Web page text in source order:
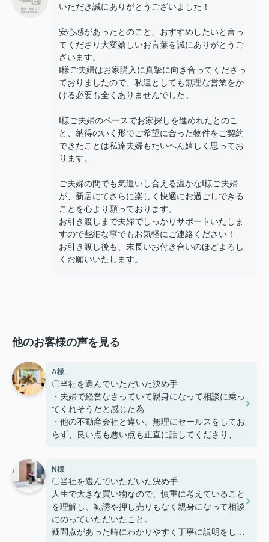
いただき誠にありがとうございました！
安心感があったとのこと、おすすめしたいと言っ
てくださり大変嬉しいお言葉を誠にありがとうご
ざいます。
I様ご夫婦はお家購入に真摯に向き合ってくださっ
ておりましたので、私達としても無理な営業をか
ける必要も全くありませんでした。
I様ご夫婦のペースでお家探しを進めれたとのこ
と、納得のいく形でご希望に合った物件をご契約
できたことは私達夫婦もたいへん嬉しく思ってお
ります。
ご夫婦の間でも気遣いし合える温かなI様ご夫婦
が、新居にてさらに楽しく快適にお過ごしできる
ことを心より願っております。
お引き渡しまで夫婦でしっかりサポートいたしま
すので些細な事でもお気軽にご連絡ください！
お引き渡し後も、末長いお付き合いのほどよろし
くお願いいたします。
他のお客様の声を見る
A様
〇当社を選んでいただいた決め手
・夫婦で経営なさっていて親身になって相談に乗っ
てくれそうだと感じた為
・他の不動産会社と違い、無理にセールスをしてお
らず、良い点も悪い点も正直に話してくださり、好
〇感じたこと、良かった点、もっとこうして欲しか
ったことなど
定期的に建築の様子を連絡いただけたり、急な質問
にも迅速に対応してくださりとても助かりました。
本当にありがとうございました。
N様
〇当社を選んでいただいた決め手
人生で大きな買い物なので、慎重に考えていること
を理解し、勧誘や押し売りもなく親身になって相談
にのっていただいたこと。
疑問点があった時にわかりやすく丁寧に説明をして